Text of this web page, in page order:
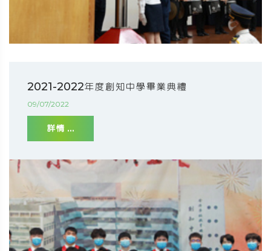
2021-2022年度創知中學畢業典禮
09/07/2022
詳情 ...